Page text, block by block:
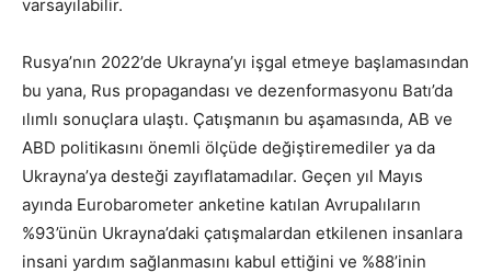
varsayılabilir.
Rusya’nın 2022’de Ukrayna’yı işgal etmeye başlamasından
bu yana, Rus propagandası ve dezenformasyonu Batı’da
ılımlı sonuçlara ulaştı. Çatışmanın bu aşamasında, AB ve
ABD politikasını önemli ölçüde değiştiremediler ya da
Ukrayna’ya desteği zayıflatamadılar. Geçen yıl Mayıs
ayında Eurobarometer anketine katılan Avrupalıların
%93’ünün Ukrayna’daki çatışmalardan etkilenen insanlara
insani yardım sağlanmasını kabul ettiğini ve %88’inin